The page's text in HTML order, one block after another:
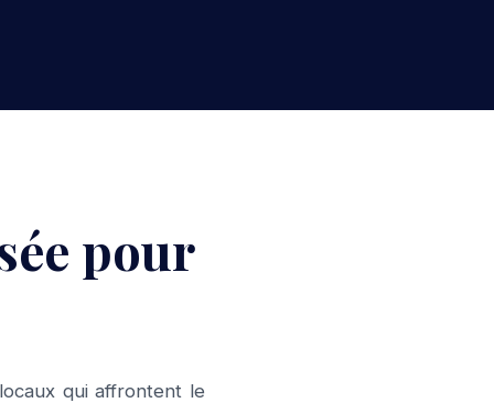
pour
qui affrontent le